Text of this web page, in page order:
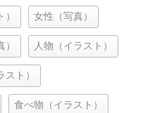
女性（写真）
人物（イラスト）
スト）
食べ物（イラスト）